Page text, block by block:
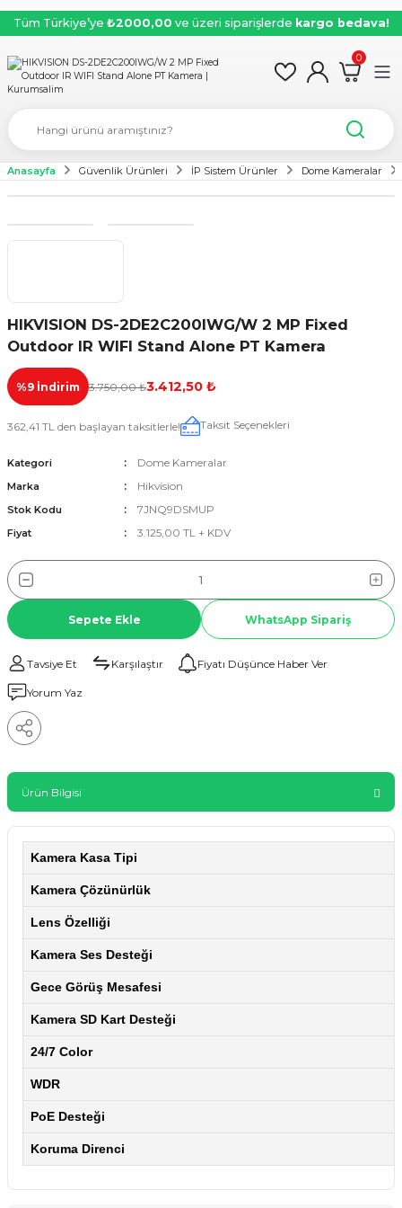
Tüm Türkiye’ye ₺2000,00 ve üzeri siparişlerde kargo bedava!
0
Anasayfa Güvenlik Ürünleri İP Sistem Ürünler Dome Kameralar
HIKVISION DS-2DE2C200IWG/W 2 MP Fixed
Outdoor IR WIFI Stand Alone PT Kamera
%9 İndirim 3.750,00 ₺3.412,50 ₺
362,41 TL den başlayan taksitlerle! Taksit Seçenekleri
Kategori Dome Kameralar
Marka Hikvision
Stok Kodu 7JNQ9DSMUP
Fiyat 3.125,00 TL + KDV
Sepete Ekle WhatsApp Sipariş
Tavsiye Et Karşılaştır Fiyatı Düşünce Haber Ver
Yorum Yaz
Ürün Bilgisi
Kamera Kasa Tipi
Kamera Çözünürlük
Lens Özelliği
Kamera Ses Desteği
Gece Görüş Mesafesi
Kamera SD Kart Desteği
24/7 Color
WDR
PoE Desteği
Koruma Direnci